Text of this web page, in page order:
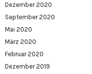
Dezember 2020
September 2020
Mai 2020
März 2020
Februar 2020
Dezember 2019